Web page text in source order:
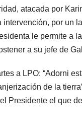
atacada por
por un
le permite a
a su jefe de
a LPO: “Adorni
de la
Presidente el que